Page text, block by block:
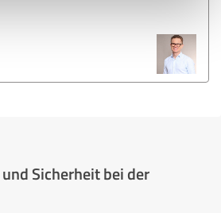
Sicherheit bei der